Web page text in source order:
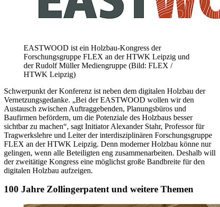
EASTWOOD ist ein Holzbau-Kongress der
Forschungsgruppe FLEX an der HTWK Leipzig und
der Rudolf Müller Mediengruppe (Bild: FLEX /
HTWK Leipzig)
Schwerpunkt der Konferenz ist neben dem digitalen Holzbau der
Vernetzungsgedanke. „Bei der EASTWOOD wollen wir den
Austausch zwischen Auftraggebenden, Planungsbüros und
Baufirmen befördern, um die Potenziale des Holzbaus besser
sichtbar zu machen“, sagt Initiator Alexander Stahr, Professor für
Tragwerkslehre und Leiter der interdisziplinären Forschungsgruppe
FLEX an der HTWK Leipzig. Denn moderner Holzbau könne nur
gelingen, wenn alle Beteiligten eng zusammenarbeiten. Deshalb will
der zweitätige Kongress eine möglichst große Bandbreite für den
digitalen Holzbau aufzeigen.
100 Jahre Zollingerpatent und weitere Themen